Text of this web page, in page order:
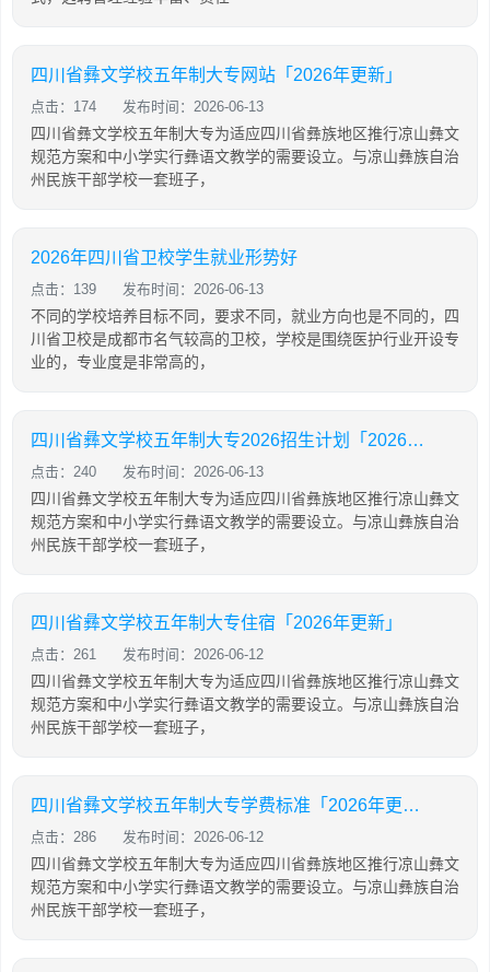
四川省彝文学校五年制大专网站「2026年更新」
点击：174 发布时间：2026-06-13
四川省彝文学校五年制大专为适应四川省彝族地区推行凉山彝文
规范方案和中小学实行彝语文教学的需要设立。与凉山彝族自治
州民族干部学校一套班子，
2026年四川省卫校学生就业形势好
点击：139 发布时间：2026-06-13
不同的学校培养目标不同，要求不同，就业方向也是不同的，四
川省卫校是成都市名气较高的卫校，学校是围绕医护行业开设专
业的，专业度是非常高的，
四川省彝文学校五年制大专2026招生计划「2026年更新」
点击：240 发布时间：2026-06-13
四川省彝文学校五年制大专为适应四川省彝族地区推行凉山彝文
规范方案和中小学实行彝语文教学的需要设立。与凉山彝族自治
州民族干部学校一套班子，
四川省彝文学校五年制大专住宿「2026年更新」
点击：261 发布时间：2026-06-12
四川省彝文学校五年制大专为适应四川省彝族地区推行凉山彝文
规范方案和中小学实行彝语文教学的需要设立。与凉山彝族自治
州民族干部学校一套班子，
四川省彝文学校五年制大专学费标准「2026年更新」
点击：286 发布时间：2026-06-12
四川省彝文学校五年制大专为适应四川省彝族地区推行凉山彝文
规范方案和中小学实行彝语文教学的需要设立。与凉山彝族自治
州民族干部学校一套班子，